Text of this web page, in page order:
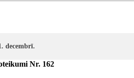
decembrī.
Nr. 162